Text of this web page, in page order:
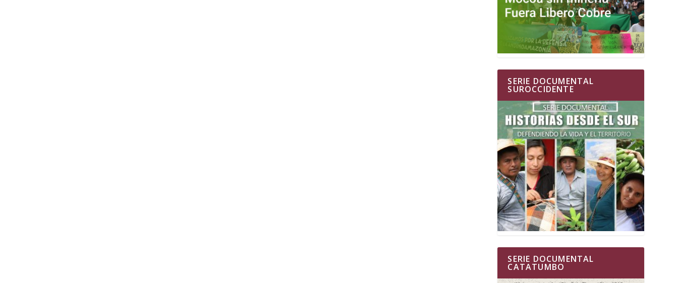
SERIE DOCUMENTAL
SUROCCIDENTE
SERIE DOCUMENTAL
CATATUMBO